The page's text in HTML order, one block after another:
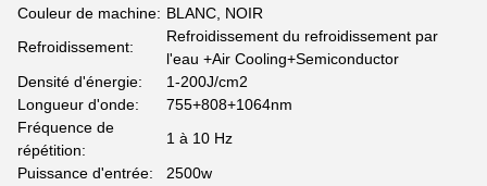
Couleur de machine: BLANC, NOIR
Refroidissement:
Refroidissement du refroidissement par
l'eau +Air Cooling+Semiconductor
Densité d'énergie:
1-200J/cm2
Longueur d'onde:
755+808+1064nm
Fréquence de
répétition:
1 à 10 Hz
Puissance d'entrée:
2500w